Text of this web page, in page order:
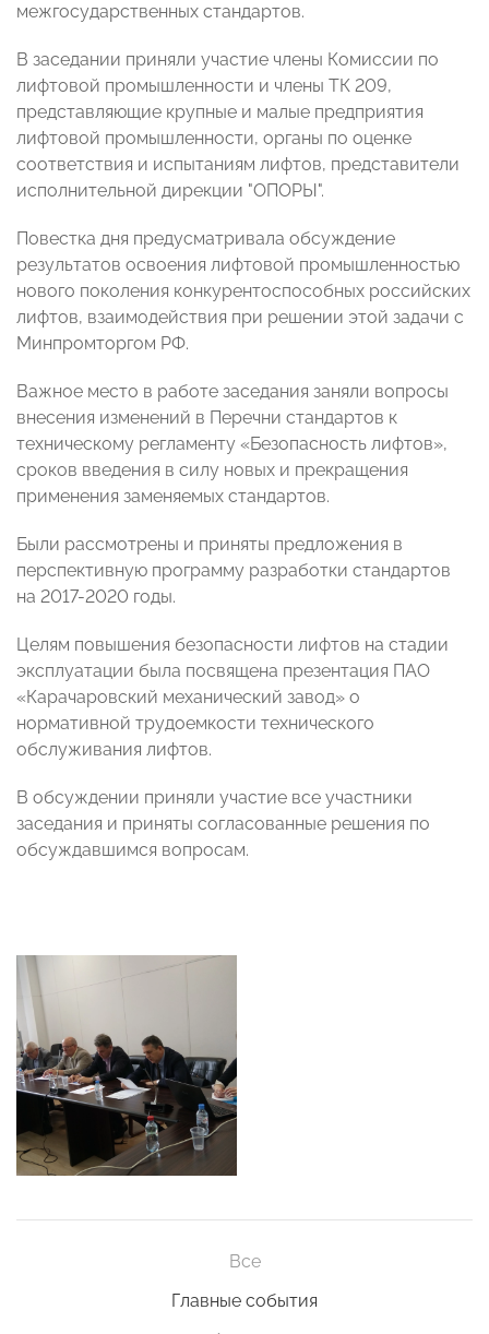
межгосударственных стандартов.
В заседании приняли участие члены Комиссии по
лифтовой промышленности и члены ТК 209,
представляющие крупные и малые предприятия
лифтовой промышленности, органы по оценке
соответствия и испытаниям лифтов, представители
исполнительной дирекции "ОПОРЫ".
Повестка дня предусматривала обсуждение
результатов освоения лифтовой промышленностью
нового поколения конкурентоспособных российских
лифтов, взаимодействия при решении этой задачи с
Минпромторгом РФ.
Важное место в работе заседания заняли вопросы
внесения изменений в Перечни стандартов к
техническому регламенту «Безопасность лифтов»,
сроков введения в силу новых и прекращения
применения заменяемых стандартов.
Были рассмотрены и приняты предложения в
перспективную программу разработки стандартов
на 2017-2020 годы.
Целям повышения безопасности лифтов на стадии
эксплуатации была посвящена презентация ПАО
«Карачаровский механический завод» о
нормативной трудоемкости технического
обслуживания лифтов.
В обсуждении приняли участие все участники
заседания и приняты согласованные решения по
обсуждавшимся вопросам.
Все
Главные события